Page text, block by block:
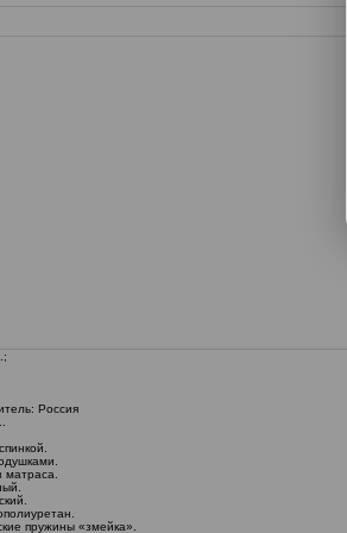
Россия
матраса.
пружины «змейка».